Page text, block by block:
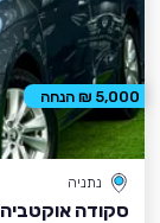
נתניה
סקודה אוקטביה
5,000 ₪ הנחה